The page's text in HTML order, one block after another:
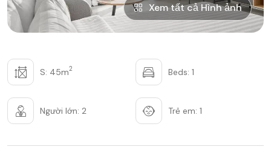
Xem tất cả Hình ảnh
S: 45m2 Beds: 1
Người lớn: 2 Trẻ em: 1